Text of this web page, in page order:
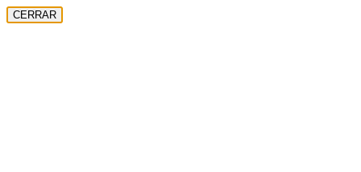
CERRAR